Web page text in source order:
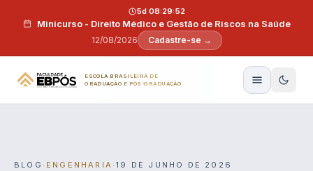
Minicurso - Direito Médico e Gestão de Riscos na Saúde
12/08/2026
5d 08:29:51
Cadastre-se →
ESCOLA BRASILEIRA DE
GRADUAÇÃO E PÓS-GRADUAÇÃO
BLOG · ENGENHARIA ·19 DE JUNHO DE 2026